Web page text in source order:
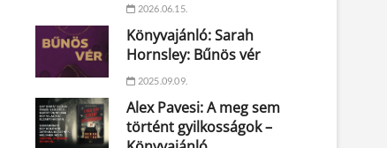
2026.06.15.
Könyvajánló: Sarah
Hornsley: Bűnös vér
2025.09.09.
Alex Pavesi: A meg sem
történt gyilkosságok –